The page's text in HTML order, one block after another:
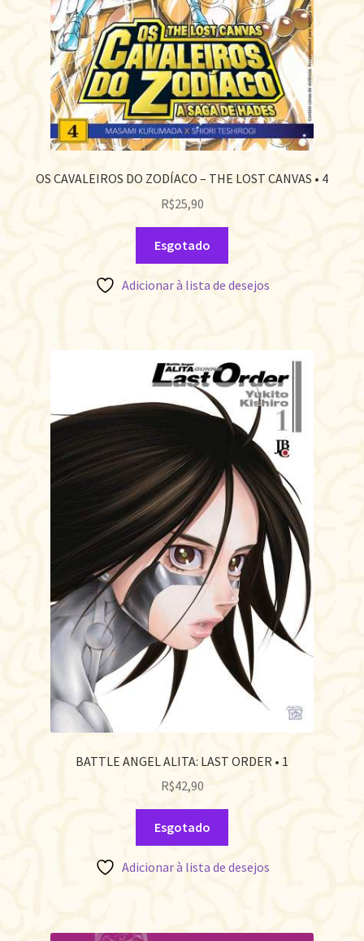
OS CAVALEIROS DO ZODÍACO – THE LOST CANVAS • 4
R$25,90
Esgotado
Adicionar à lista de desejos
BATTLE ANGEL ALITA: LAST ORDER • 1
R$42,90
Esgotado
Adicionar à lista de desejos